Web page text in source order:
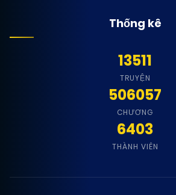
Thống kê
13511
TRUYỆN
506057
CHƯƠNG
6403
THÀNH VIÊN